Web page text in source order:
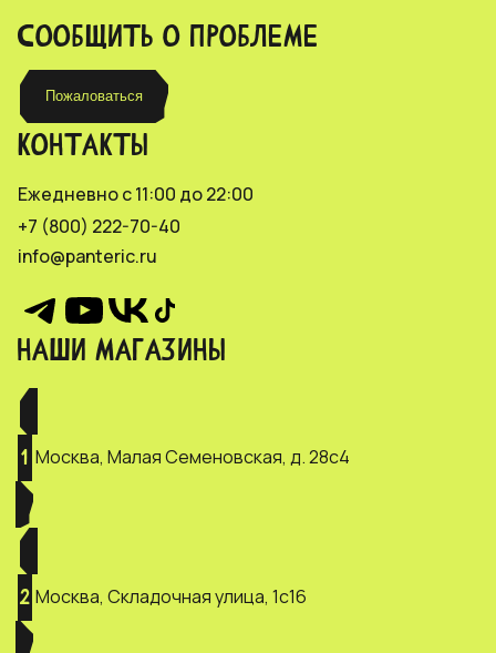
СООБЩИТЬ О ПРОБЛЕМЕ
Пожаловаться
НАШИ МАГАЗИНЫ
1 Москва, Малая Семеновская, д. 28с4
2 Москва, Складочная улица, 1с16
КОНТАКТЫ
Ежедневно с 11:00 до 22:00
+7 (800) 222-70-40
info@panteric.ru